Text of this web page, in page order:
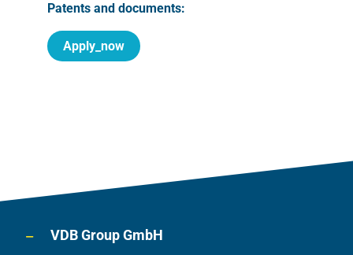
Patents and documents:
Apply_now
VDB Group GmbH